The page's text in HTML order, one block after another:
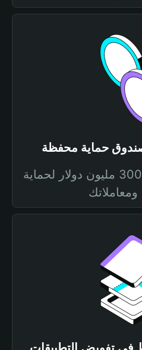
صندوق حماية بقيمة 300 مليون دولار لحماية